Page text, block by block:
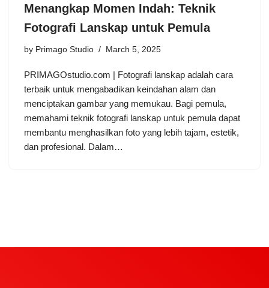
Menangkap Momen Indah: Teknik
Fotografi Lanskap untuk Pemula
by Primago Studio March 5, 2025
PRIMAGOstudio.com | Fotografi lanskap adalah cara
terbaik untuk mengabadikan keindahan alam dan
menciptakan gambar yang memukau. Bagi pemula,
memahami teknik fotografi lanskap untuk pemula dapat
membantu menghasilkan foto yang lebih tajam, estetik,
dan profesional. Dalam…